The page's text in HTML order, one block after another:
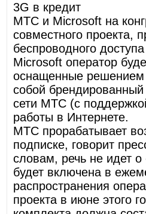
3G в кредит
МТС и Microsoft на
совместного проекта,
беспроводного
Microsoft оператор
оснащенные решением
собой
сети МТС (с
работы в Интернете.
МТС прорабатывает
подписке, говорит
словам, речь не идет
будет включена в
распространения
проекта в июне этого